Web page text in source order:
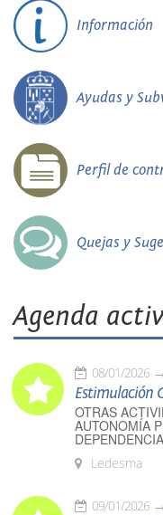
Información
Ayudas y
Perfil de
Quejas y
Agenda
08/01/2026
Estimulación
OTRAS
AUTONOMÍA
DEPENDENCIA
Ledesma
09/01/2026